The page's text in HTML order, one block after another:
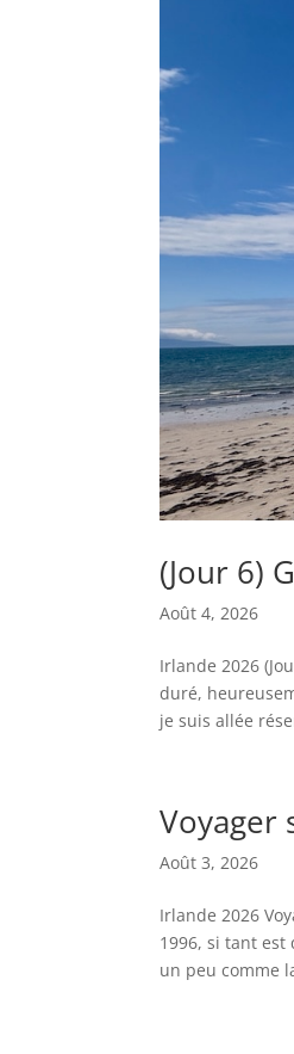
(Jour 6)
Août 4, 2026
Irlande 2026
duré,
je suis allée
Voyager
Août 3, 2026
Irlande 2026
1996, si tant est
un peu comme